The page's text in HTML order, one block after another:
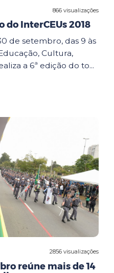
866 visualizações
do InterCEUs 2018
de setembro, das 9 às
Cultura,
a 6ª edição do to...
2856 visualizações
reúne mais de 14